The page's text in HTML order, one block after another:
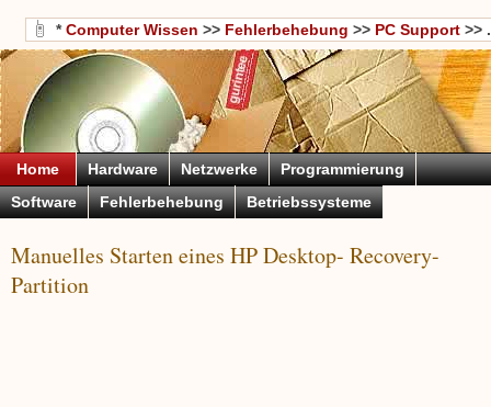
*Computer Wissen >> Fehlerbehebung >> PC Support >> .
Home Hardware Netzwerke
Programmierung
Software
Fehlerbehebung Betriebssysteme
Manuelles Starten eines HP Desktop- Recovery-
Partition